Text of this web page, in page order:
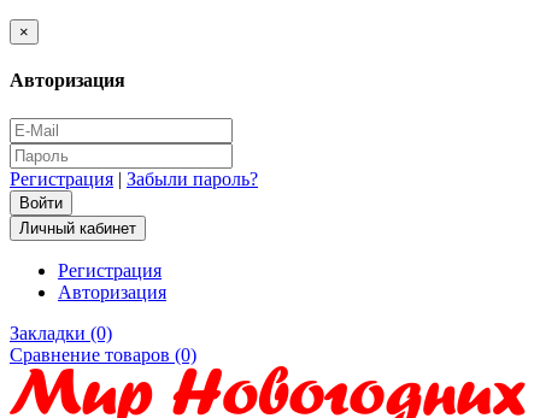
×
Авторизация
Регистрация | Забыли пароль?
Личный кабинет
Регистрация
Авторизация
Закладки (0)
Сравнение товаров (0)